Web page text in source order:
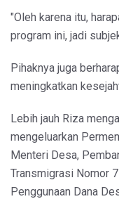
"Oleh karena itu,
program ini, jadi
Pihaknya juga
meningkatkan
Lebih jauh Riza
mengeluarkan
Menteri Desa,
Transmigrasi Nomor
Penggunaan Dana